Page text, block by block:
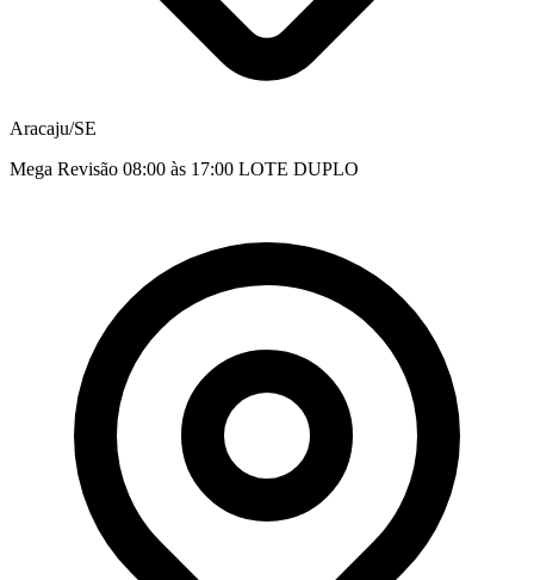
Aracaju/SE
Mega Revisão 08:00 às 17:00 LOTE DUPLO